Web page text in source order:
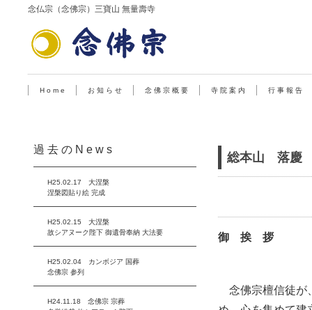
念仏宗（念佛宗）三寶山 無量壽寺
H o m e お 知 ら せ 念 佛 宗 概 要 寺 院 案 内 行 事 報 告
総本山 落慶
御 挨 拶
念佛宗檀信徒が
過 去 の N e w s
H25.02.17 大涅槃
涅槃図貼り絵 完成
H25.02.15 大涅槃
故シアヌーク陛下 御遺骨奉納 大法要
H25.02.04 カンボジア 国葬
念佛宗 参列
H24.11.18 念佛宗 宗葬